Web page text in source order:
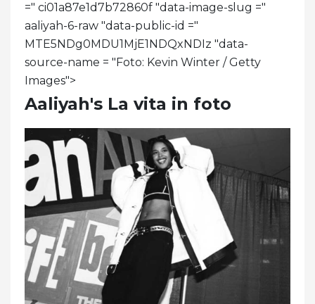
=" ci01a87e1d7b72860f "data-image-slug ="
aaliyah-6-raw "data-public-id ="
MTE5NDg0MDU1MjE1NDQxNDIz "data-
source-name = "Foto: Kevin Winter / Getty
Images">
Aaliyah's La vita in foto